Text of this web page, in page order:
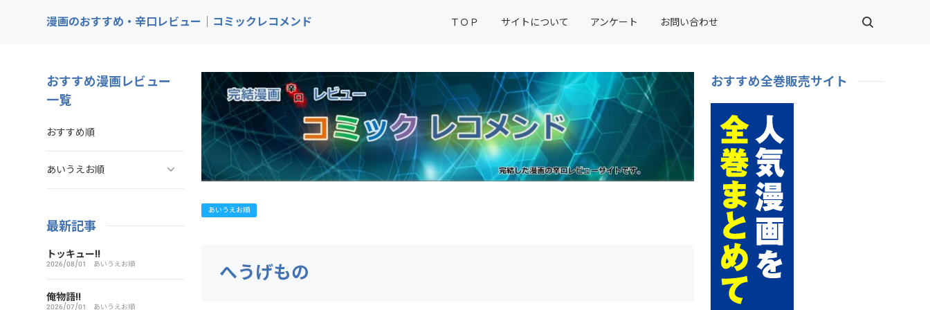
漫画のおすすめ・辛口レビュー｜コミックレコメンド ＴＯＰ サイトについて アンケート お問い合わせ
あいうえお順
へうげもの
おすすめ漫画レビュー
一覧
おすすめ順
あいうえお順
最新記事
トッキュー!!
2026/08/01 あいうえお順
俺物語!!
2026/07/01 あいうえお順
おすすめ全巻販売サイト